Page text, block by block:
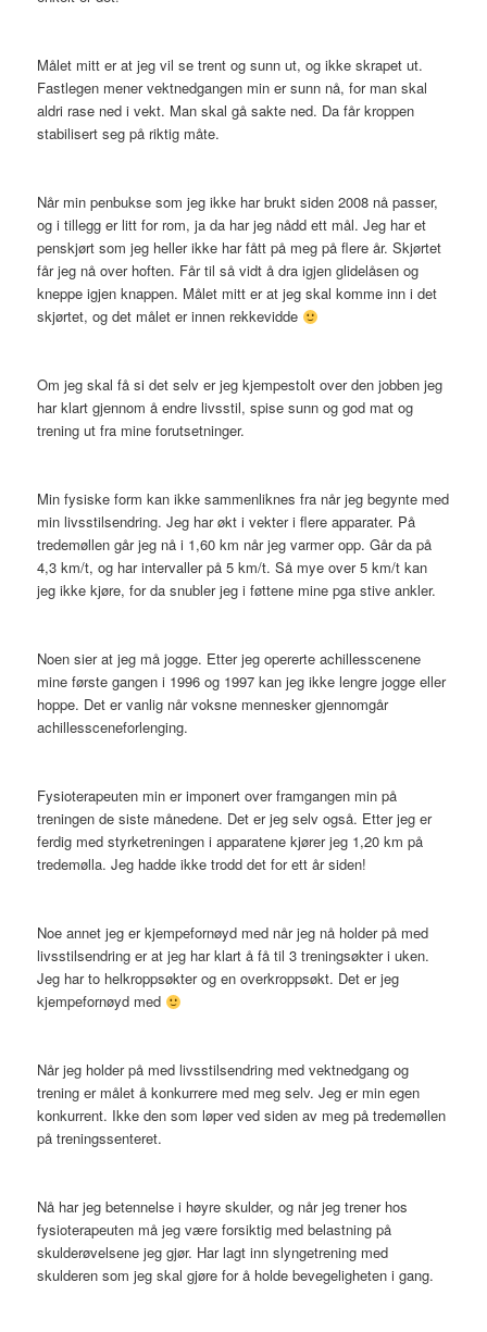
Målet mitt er at jeg vil se trent og sunn ut, og ikke skrapet ut.
Fastlegen mener vektnedgangen min er sunn nå, for man skal
aldri rase ned i vekt. Man skal gå sakte ned. Da får kroppen
stabilisert seg på riktig måte.
Når min penbukse som jeg ikke har brukt siden 2008 nå passer,
og i tillegg er litt for rom, ja da har jeg nådd ett mål. Jeg har et
penskjørt som jeg heller ikke har fått på meg på flere år. Skjørtet
får jeg nå over hoften. Får til så vidt å dra igjen glidelåsen og
kneppe igjen knappen. Målet mitt er at jeg skal komme inn i det
skjørtet, og det målet er innen rekkevidde
Om jeg skal få si det selv er jeg kjempestolt over den jobben jeg
har klart gjennom å endre livsstil, spise sunn og god mat og
trening ut fra mine forutsetninger.
Min fysiske form kan ikke sammenliknes fra når jeg begynte med
min livsstilsendring. Jeg har økt i vekter i flere apparater. På
tredemøllen går jeg nå i 1,60 km når jeg varmer opp. Går da på
4,3 km/t, og har intervaller på 5 km/t. Så mye over 5 km/t kan
jeg ikke kjøre, for da snubler jeg i føttene mine pga stive ankler.
Noen sier at jeg må jogge. Etter jeg opererte achillesscenene
mine første gangen i 1996 og 1997 kan jeg ikke lengre jogge eller
hoppe. Det er vanlig når voksne mennesker gjennomgår
achillessceneforlenging.
Fysioterapeuten min er imponert over framgangen min på
treningen de siste månedene. Det er jeg selv også. Etter jeg er
ferdig med styrketreningen i apparatene kjører jeg 1,20 km på
tredemølla. Jeg hadde ikke trodd det for ett år siden!
Noe annet jeg er kjempefornøyd med når jeg nå holder på med
livsstilsendring er at jeg har klart å få til 3 treningsøkter i uken.
Jeg har to helkroppsøkter og en overkroppsøkt. Det er jeg
kjempefornøyd med
Når jeg holder på med livsstilsendring med vektnedgang og
trening er målet å konkurrere med meg selv. Jeg er min egen
konkurrent. Ikke den som løper ved siden av meg på tredemøllen
på treningssenteret.
Nå har jeg betennelse i høyre skulder, og når jeg trener hos
fysioterapeuten må jeg være forsiktig med belastning på
skulderøvelsene jeg gjør. Har lagt inn slyngetrening med
skulderen som jeg skal gjøre for å holde bevegeligheten i gang.